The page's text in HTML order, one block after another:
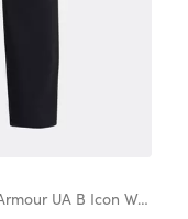
Chlapecké kalhoty Under Armour UA B Icon Woven Pant